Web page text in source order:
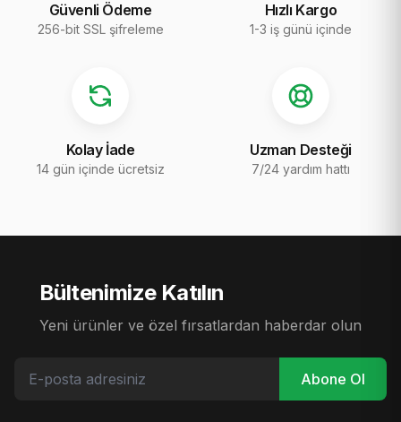
Güvenli Ödeme
256-bit SSL şifreleme
Hızlı Kargo
1-3 iş günü içinde
Kolay İade
14 gün içinde ücretsiz
Uzman Desteği
7/24 yardım hattı
Bültenimize Katılın
Yeni ürünler ve özel fırsatlardan haberdar olun
Abone Ol